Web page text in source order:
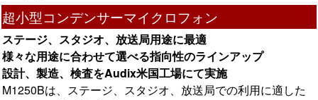
超小型コンデンサーマイクロフォン
ステージ、スタジオ、放送局用途に最適
様々な用途に合わせて選べる指向性のラインアップ
設計、製造、検査をAudix米国工場にて実施
M1250Bは、ステージ、スタジオ、放送局での利用に適した